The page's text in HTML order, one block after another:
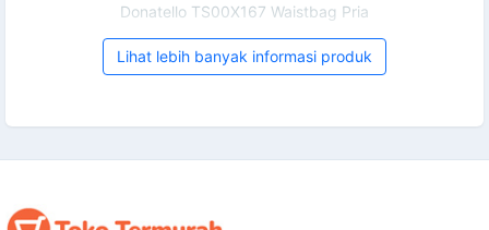
Donatello TS00X167 Waistbag Pria
Lihat lebih banyak informasi produk